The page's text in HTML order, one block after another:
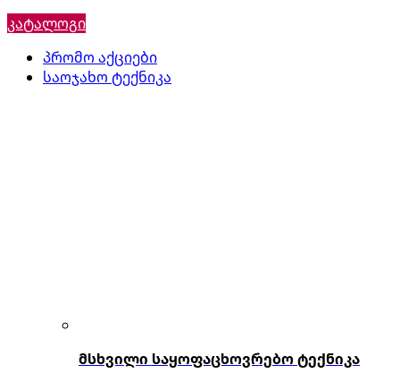
კატალოგი
პრომო აქციები
საოჯახო ტექნიკა
მსხვილი საყოფაცხოვრებო ტექნიკა